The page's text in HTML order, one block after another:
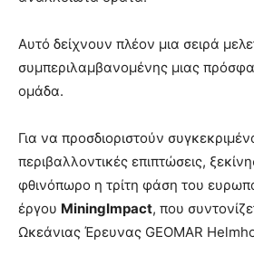
Αυτό δείχνουν πλέον μια σειρά
συμπεριλαμβανομένης μιας
ομάδα.
Για να προσδιοριστούν
περιβαλλοντικές επιπτώσεις,
φθινόπωρο η τρίτη φάση του
έργου MiningImpact, που
Ωκεάνιας Έρευνας GEOMAR